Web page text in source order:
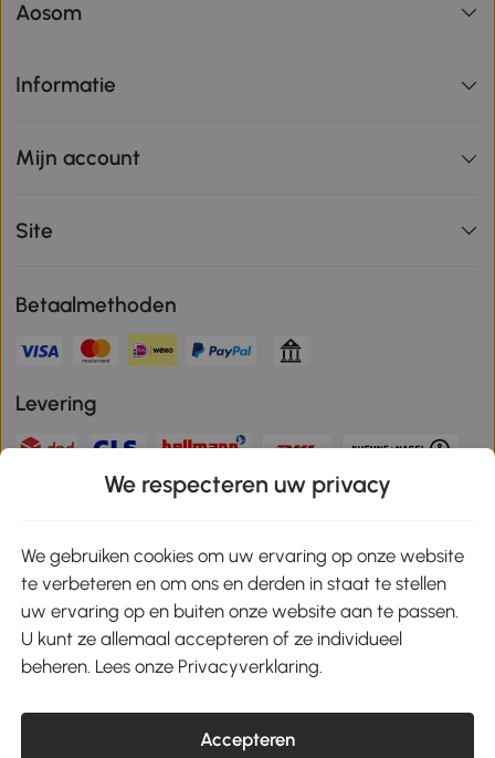
Aosom
Informatie
Mijn account
Site
Betaalmethoden
Levering
Veilige betaling
Download de app en ontvang 10% korting!
Google Play
We respecteren uw privacy
We gebruiken cookies om uw ervaring op onze website
te verbeteren en om ons en derden in staat te stellen
uw ervaring op en buiten onze website aan te passen.
U kunt ze allemaal accepteren of ze individueel
beheren. Lees onze Privacyverklaring.
Accepteren